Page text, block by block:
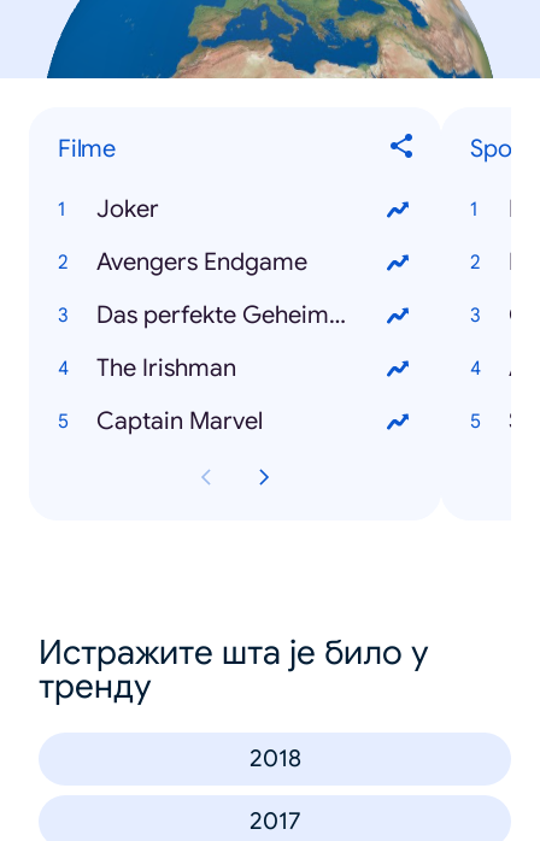
Filme
Joker
Avengers Endgame
Das perfekte Geheimnis
The Irishman
Captain Marvel
Истражите шта је било у
тренду
2018
2017